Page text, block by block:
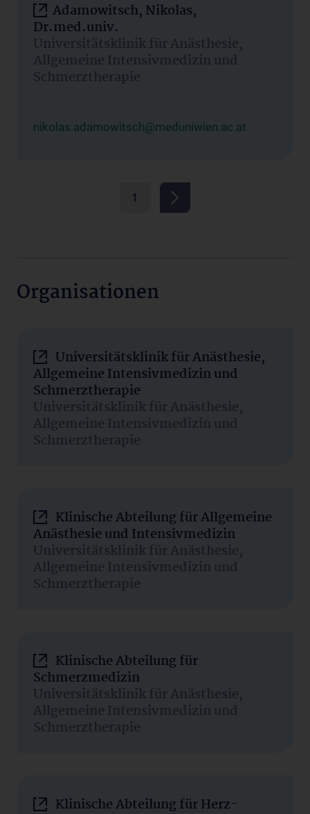
Adamowitsch, Nikolas,
Dr.med.univ.
Universitätsklinik für Anästhesie,
Allgemeine Intensivmedizin und
Schmerztherapie
nikolas.adamowitsch@meduniwien.ac.at
1
Organisationen
Universitätsklinik für Anästhesie,
Allgemeine Intensivmedizin und
Schmerztherapie
Universitätsklinik für Anästhesie,
Allgemeine Intensivmedizin und
Schmerztherapie
Klinische Abteilung für Allgemeine
Anästhesie und Intensivmedizin
Universitätsklinik für Anästhesie,
Allgemeine Intensivmedizin und
Schmerztherapie
Klinische Abteilung für
Schmerzmedizin
Universitätsklinik für Anästhesie,
Allgemeine Intensivmedizin und
Schmerztherapie
Klinische Abteilung für Herz-